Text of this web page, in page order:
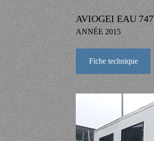
AVIOGEI EAU 747
ANNÉE 2015
Fiche technique